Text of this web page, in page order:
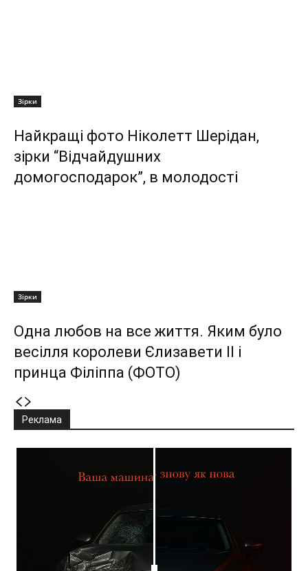
Зірки
Найкращі фото Ніколетт Шерідан,
зірки “Відчайдушних
домогосподарок”, в молодості
Зірки
Одна любов на все життя. Яким було
весілля королеви Єлизавети II і
принца Філіппа (ФОТО)
Реклама